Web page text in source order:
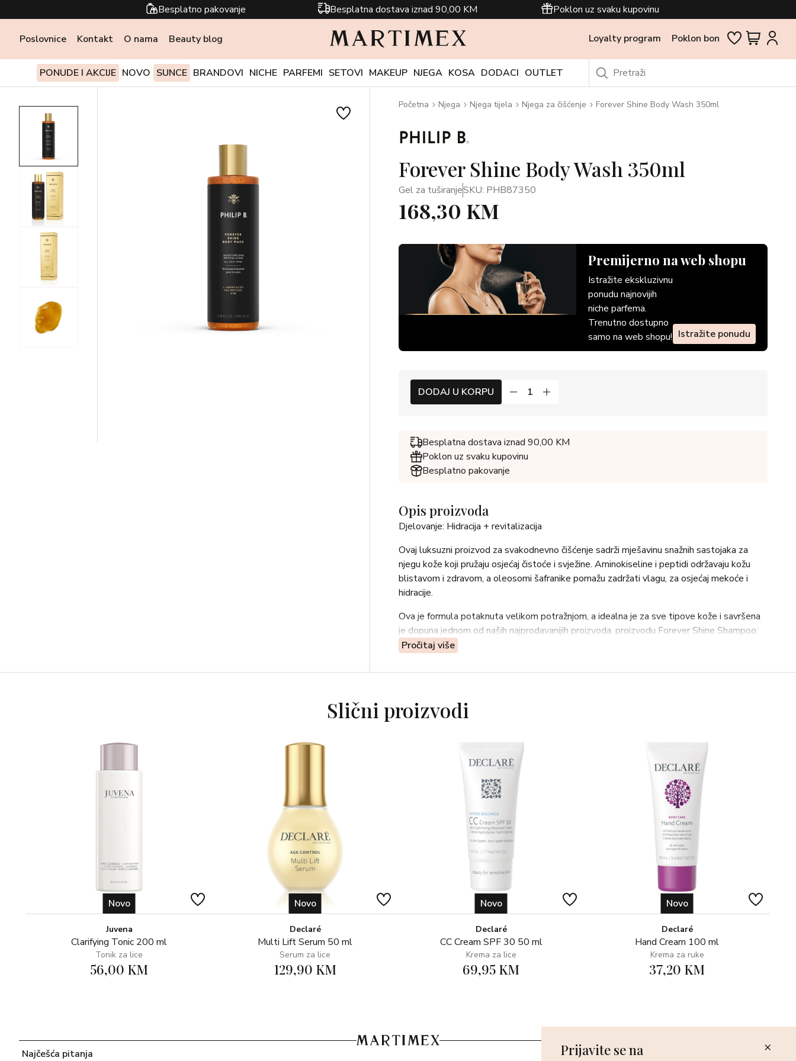
Besplatno pakovanje Besplatna dostava iznad 90,00 KM Poklon uz svaku kupovinu
Poslovnice Kontakt O nama Beauty blog Loyalty program Poklon bon
PONUDE I AKCIJE NOVO SUNCE BRANDOVI NICHE PARFEMI SETOVI MAKEUP NJEGA KOSA DODACI OUTLET
Početna Njega Njega tijela Njega za čišćenje Forever Shine Body Wash 350ml
Forever Shine Body Wash 350ml
Gel za tuširanjeSKU: PHB87350
168,30 KM
Premijerno na web shopu
Istražite ekskluzivnu
ponudu najnovijih
niche parfema.
Trenutno dostupno
samo na web shopu! Istražite ponudu
DODAJ U KORPU
Besplatna dostava iznad 90,00 KM
Poklon uz svaku kupovinu
Besplatno pakovanje
Opis proizvoda
Djelovanje: Hidracija + revitalizacija
Ovaj luksuzni proizvod za svakodnevno čišćenje sadrži mješavinu snažnih sastojaka za
njegu kože koji pružaju osjećaj čistoće i svježine. Aminokiseline i peptidi održavaju kožu
blistavom i zdravom, a oleosomi šafranike pomažu zadržati vlagu, za osjećaj mekoće i
hidracije.
Ova je formula potaknuta velikom potražnjom, a idealna je za sve tipove kože i savršena
je dopuna jednom od naših najprodavanijih proizvoda, proizvodu Forever Shine Shampoo:
njezin osvježavajući miris Velvet Oud (s citrusnim notama koje se razvijaju u cvjetne i
raspoloženje.
stvorili bogatu pjenu, zatim temeljito isperite.
Oil, Acrylates Copolymer, Cocamidopropyl Betaine, Fragrance (Parfum), Oleth-10,
Tocopherol, Pisum Sativum (Pea) Peptide, PEG-1M, PEG-4 Dilaurate, PEG-4 Laurate,
Sodium PCA, Sodium Lactate, Arginine, Aspartic Acid, PCA, Glycine, Alanine, Isoleucine,
Proline, Threonine, Histidine, Phenylalanine, Serine, Valine, Sodium Hydroxide, Disodium
EDTA, Tetrasodium EDTA, Ethylhexylglycerin, Leuconostoc/Radish Root Ferment
Filtrate, Iodopropynyl Butylcarbamate, Phenoxy-ethanol, Calcium Sodium Borosilicate,
Linalool, Hexyl Cinnamal, Citronellol, Butylphenyl Methylpropional, Benzyl Salicylate,
Limonene, Amyl Cinnamal, Alpha-Isomethyl Ionone, Cinnamyl Alcohol, Titanium Dioxide
(CI 77891), Yellow 6 (CI 15985), Red 40 (CI 16035), Tin Oxide (CI 77861), Blue 1 (CI
Više informacija: Proizvod je formuliran s veganskim sastojcima te ne sadrži sulfate,
parabene i dodana bojila.
Pročitaj više
Slični proizvodi
Novo
Juvena
Clarifying Tonic 200 ml
Tonik za lice
56,00 KM
Novo
Declaré
Multi Lift Serum 50 ml
Serum za lice
129,90 KM
Novo
Declaré
CC Cream SPF 30 50 ml
Krema za lice
69,95 KM
Novo
Declaré
Hand Cream 100 ml
Krema za ruke
37,20 KM
Najčešća pitanja Poslovnice
Prijavite se na